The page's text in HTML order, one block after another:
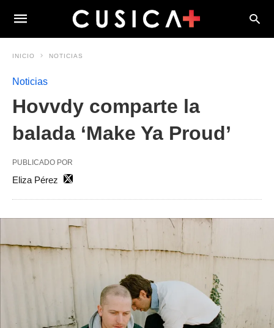
INICIO NOTICIAS
Noticias
Hovvdy comparte la
balada ‘Make Ya Proud’
PUBLICADO POR
Eliza Pérez